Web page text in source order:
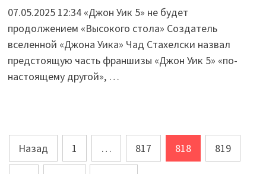
07.05.2025 12:34 «Джон Уик 5» не будет
продолжением «Высокого стола» Создатель
вселенной «Джона Уика» Чад Стахелски назвал
предстоящую часть франшизы «Джон Уик 5» «по-
настоящему другой», …
Пагинация
записей
Назад 1 … 817 818 819